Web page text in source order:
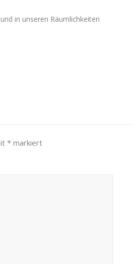
in unseren Räumlichkeiten
* markiert